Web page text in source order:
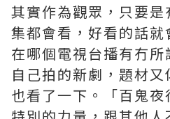
其實作為觀眾，只要
集都會看，好看的話就
在哪個電視台播有冇
自己拍的新劇，題材
也看了一下。「百鬼